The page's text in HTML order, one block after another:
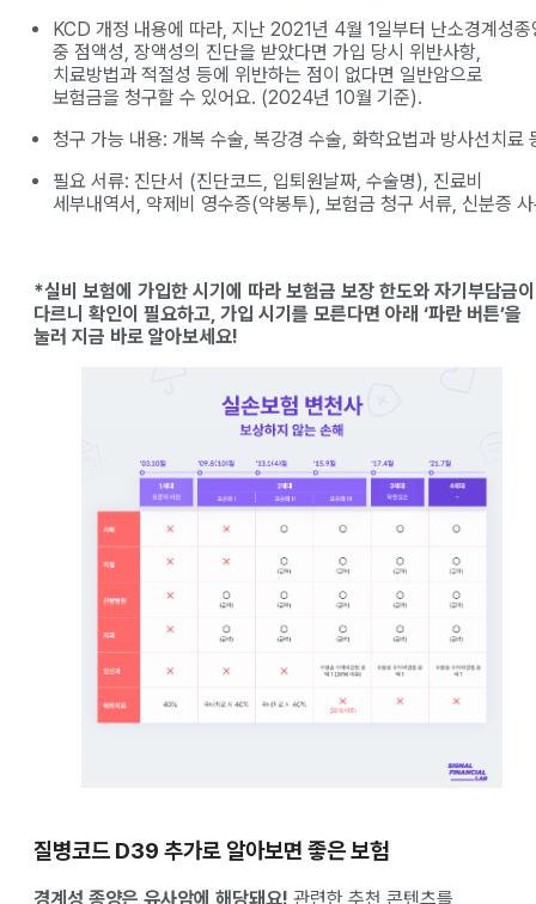
KCD 개정 내용에 따라, 지난 2021년 4월 1일부터 난소경계성종
중 점액성, 장액성의 진단을 받았다면 가입 당시 위반사항,
치료방법과 적절성 등에 위반하는 점이 없다면 일반암으로
보험금을 청구할 수 있어요. (2024년 10월 기준).
청구 가능 내용: 개복 수술, 복강경 수술, 화학요법과 방사선치료
필요 서류: 진단서 (진단코드, 입퇴원날짜, 수술명), 진료비
세부내역서, 약제비 영수증(약봉투), 보험금 청구 서류, 신분증
*실비 보험에 가입한 시기에 따라 보험금 보장 한도와 자기부담금이
다르니 확인이 필요하고, 가입 시기를 모른다면 아래 ‘파란 버튼’을
눌러 지금 바로 알아보세요!
질병코드 D39 추가로 알아보면 좋은 보험
경계성 종양은 유사암에 해당돼요! 관련한 추천 콘텐츠를